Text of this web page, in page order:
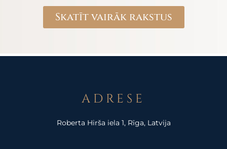
Skatīt vairāk rakstus
ADRESE
Roberta Hirša iela 1, Rīga, Latvija